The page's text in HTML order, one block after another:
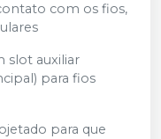
com os fios,
slot auxiliar
para fios
para que